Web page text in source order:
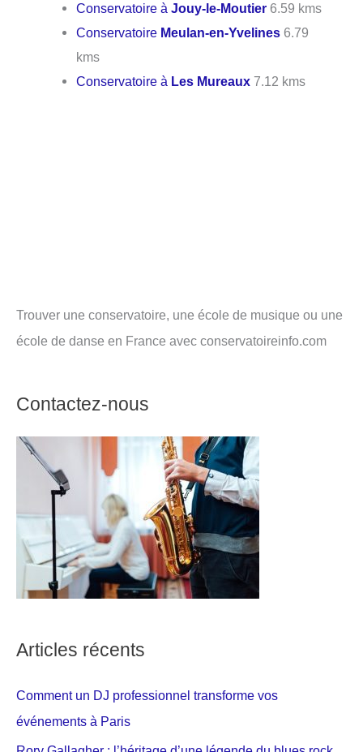
Conservatoire àJouy-le-Moutier 6.59 kms
Conservatoire Meulan-en-Yvelines 6.79
kms
Conservatoire à Les Mureaux 7.12 kms
Trouver une conservatoire, une école de musique ou une
école de danse en France avec conservatoireinfo.com
Contactez-nous
Articles récents
Comment un DJ professionnel transforme vos
événements à Paris